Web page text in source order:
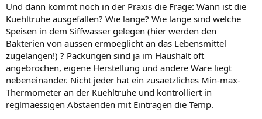
Und dann kommt noch in der Praxis die Frage: Wann ist die
Kuehltruhe ausgefallen? Wie lange? Wie lange sind welche
Speisen in dem Siffwasser gelegen (hier werden den
Bakterien von aussen ermoeglicht an das Lebensmittel
zugelangen!) ? Packungen sind ja im Haushalt oft
angebrochen, eigene Herstellung und andere Ware liegt
nebeneinander. Nicht jeder hat ein zusaetzliches Min-max-
Thermometer an der Kuehltruhe und kontrolliert in
reglmaessigen Abstaenden mit Eintragen die Temp.